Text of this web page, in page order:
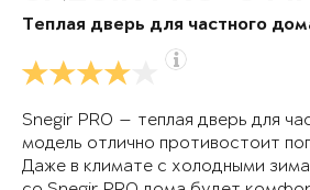
Теплая дверь для частного
Snegir PRO — теплая дверь для
модель отлично противостоит
Даже в климате с холодными